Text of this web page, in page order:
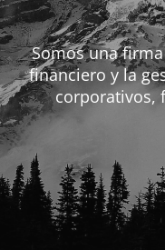
Somos una
financiero y la
corporativos,